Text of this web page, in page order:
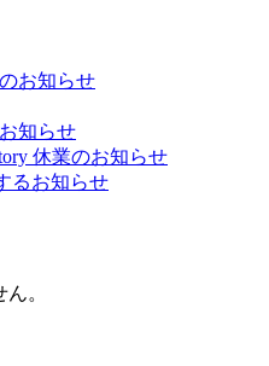
お知らせ
知らせ
休業のお知らせ
るお知らせ
。